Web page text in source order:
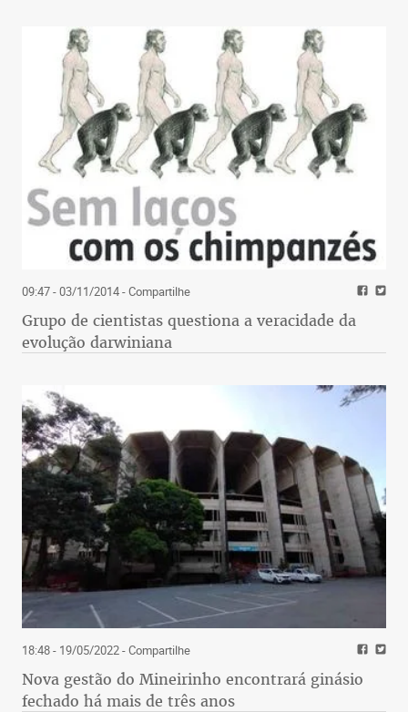
09:47 - 03/11/2014- Compartilhe
Grupo de cientistas questiona a veracidade da
evolução darwiniana
18:48 - 19/05/2022- Compartilhe
Nova gestão do Mineirinho encontrará ginásio
fechado há mais de três anos